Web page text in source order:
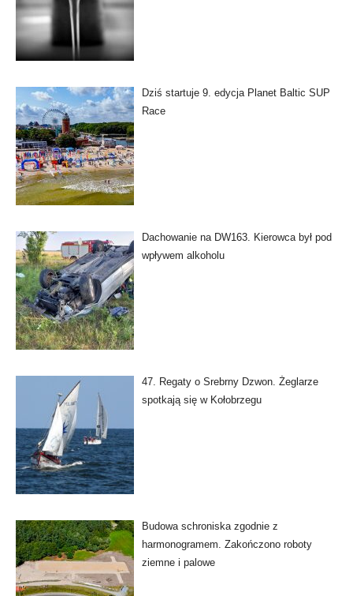
Dziś startuje 9. edycja Planet Baltic SUP
Race
Dachowanie na DW163. Kierowca był pod
wpływem alkoholu
47. Regaty o Srebrny Dzwon. Żeglarze
spotkają się w Kołobrzegu
Budowa schroniska zgodnie z
harmonogramem. Zakończono roboty
ziemne i palowe